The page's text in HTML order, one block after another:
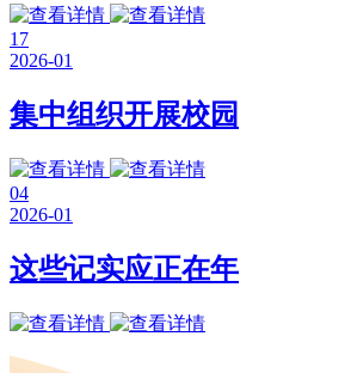
17
2026-01
集中组织开展校园
04
2026-01
这些记实应正在年